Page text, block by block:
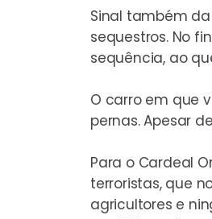
Sinal também
sequestros. No
sequência, ao
O carro em que
pernas. Apesar
Para o Cardeal
terroristas, que
agricultores e